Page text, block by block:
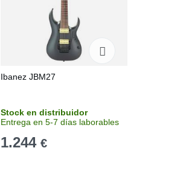
Ibanez JBM27
Stock en distribuidor
Entrega en 5-7 días laborables
1.244 €